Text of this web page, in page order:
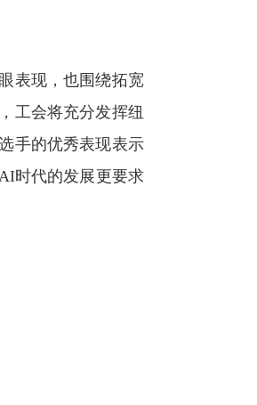
表现，也围绕拓宽
工会将充分发挥纽
手的优秀表现表示
时代的发展更要求